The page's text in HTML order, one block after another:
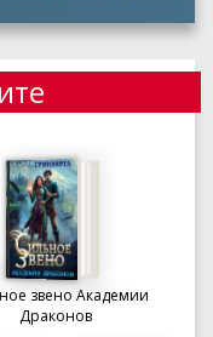
звено Академии
Драконов